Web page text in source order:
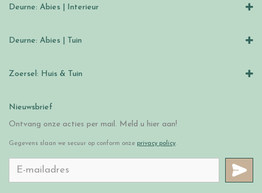
Deurne: Abies | Interieur
Deurne: Abies | Tuin
Zoersel: Huis & Tuin
Nieuwsbrief
Ontvang onze acties per mail. Meld u hier aan!
Gegevens slaan we secuur op conform onze privacy policy.